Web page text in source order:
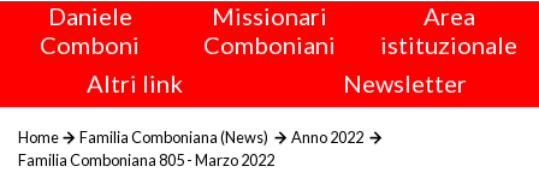
Daniele
Comboni
Missionari
Comboniani
Area
istituzionale
Altri link
Newsletter
Home Familia Comboniana (News)
Anno 2022
Familia Comboniana 805 - Marzo 2022